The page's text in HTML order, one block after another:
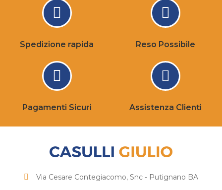
Spedizione rapida Reso Possibile
Pagamenti Sicuri Assistenza Clienti
Via Cesare Contegiacomo, Snc - Putignano BA